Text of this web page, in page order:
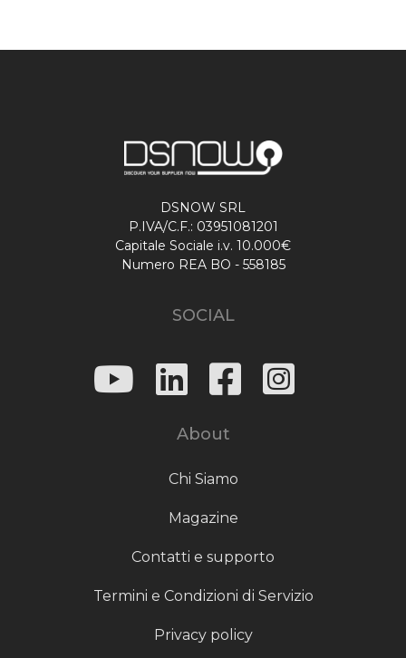
DSNOW SRL
P.IVA/C.F.: 03951081201
Capitale Sociale i.v. 10.000€
Numero REA BO - 558185
SOCIAL
About
Chi Siamo
Magazine
Contatti e supporto
Termini e Condizioni di Servizio
Privacy policy